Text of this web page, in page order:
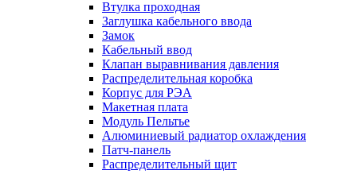
Втулка проходная
Заглушка кабельного ввода
Замок
Кабельный ввод
Клапан выравнивания давления
Распределительная коробка
Корпус для РЭА
Макетная плата
Модуль Пельтье
Алюминиевый радиатор охлаждения
Патч-панель
Распределительный щит